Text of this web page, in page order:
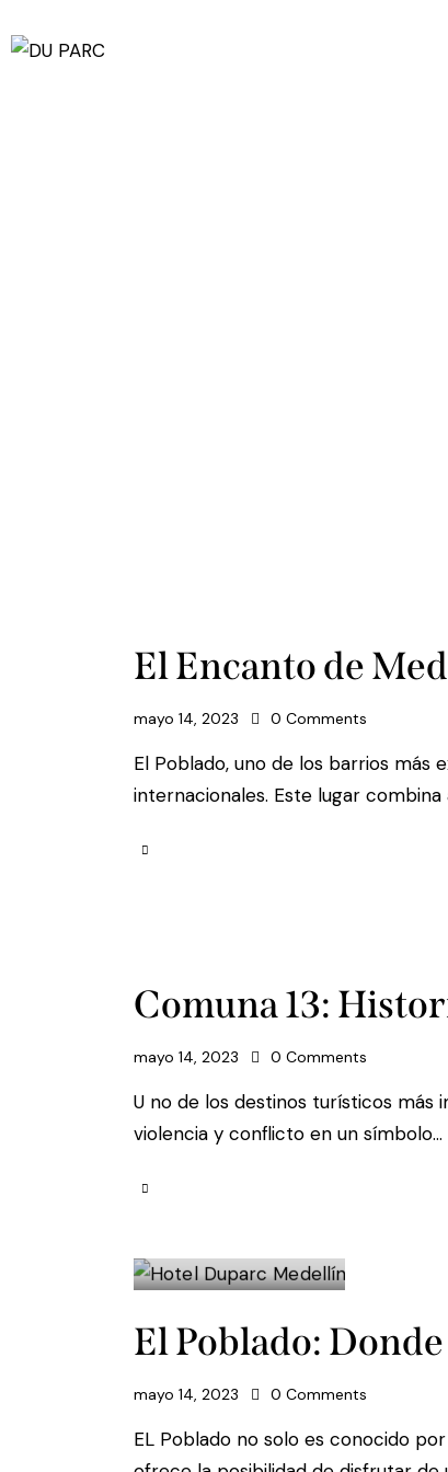
El Encanto de
mayo 14, 2023 0 Comments
El Poblado, uno de los barrios
internacionales. Este lugar
Comuna 13:
mayo 14, 2023 0 Comments
U no de los destinos turísticos más
violencia y conflicto en un símbolo…
El Poblado:
mayo 14, 2023 0 Comments
EL Poblado no solo es conocido